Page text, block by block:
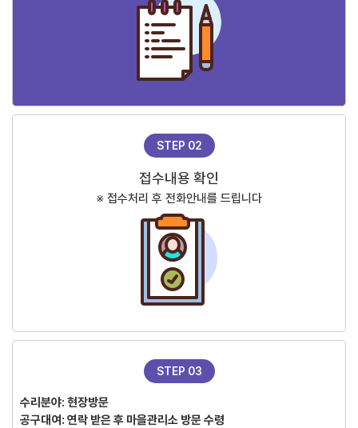
STEP 02
접수내용 확인
※ 접수처리 후 전화안내를 드립니다
STEP 03
수리분야: 현장방문
공구대여: 연락 받은 후 마을관리소 방문 수령